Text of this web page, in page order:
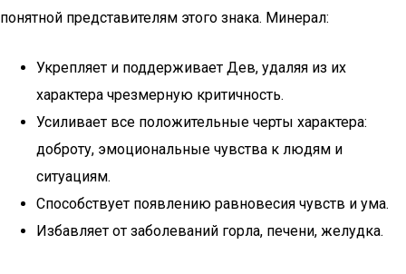
понятной представителям этого знака. Минерал:
Укрепляет и поддерживает Дев, удаляя из их
характера чрезмерную критичность.
Усиливает все положительные черты характера:
доброту, эмоциональные чувства к людям и
ситуациям.
Способствует появлению равновесия чувств и ума.
Избавляет от заболеваний горла, печени, желудка.